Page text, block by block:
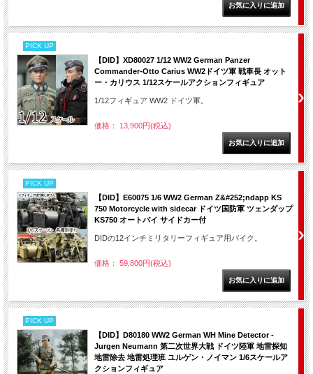
PICK UP
【DID】XD80027 1/12 WW2 German Panzer
Commander-Otto Carius WW2ドイツ軍 戦車長 オット
ー・カリウス 1/12スケールアクションフィギュア
1/12フィギュア WW2 ドイツ軍。
価格： 13,900円(税込)
PICK UP
【DID】E60075 1/6 WW2 German Z&#252;ndapp KS
750 Motorcycle with sidecar ドイツ国防軍 ツェンダップ
KS750 オートバイ サイドカー付
DIDの12インチミリタリーフィギュア用バイク。
価格： 59,800円(税込)
PICK UP
【DID】D80180 WW2 German WH Mine Detector -
Jurgen Neumann 第二次世界大戦 ドイツ陸軍 地雷探知
地雷除去 地雷処理班 ユルゲン・ノイマン 1/6スケールア
クションフィギュア